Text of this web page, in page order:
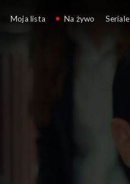
Moja lista Na żywo Seriale